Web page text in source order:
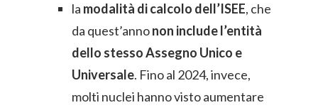
la modalità dicalcolo dell’ISEE, che
da quest’annonon include l’entità
dello stesso Assegno Unico e
Universale. Fino al 2024, invece,
molti nuclei hanno visto aumentare